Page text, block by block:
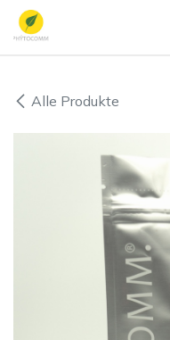
Zum Inhalt springen
Alle Produkte